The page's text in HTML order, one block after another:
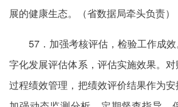
展的健康生态。（省数据局牵头负责）
57．加强考核评估，检验工作成效
字化发展评估体系，评估实施效果。
过程绩效管理，把绩效评价结果作为安